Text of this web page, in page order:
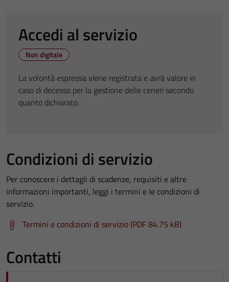
Accedi al servizio
Non digitale
La volontà espressa viene registrata e avrà valore in
caso di decesso per la gestione delle ceneri secondo
quanto dichiarato.
Condizioni di servizio
Per conoscere i dettagli di scadenze, requisiti e altre
informazioni importanti, leggi i termini e le condizioni di
servizio.
Termini e condizioni di servizio (PDF 84.75 kB)
Contatti